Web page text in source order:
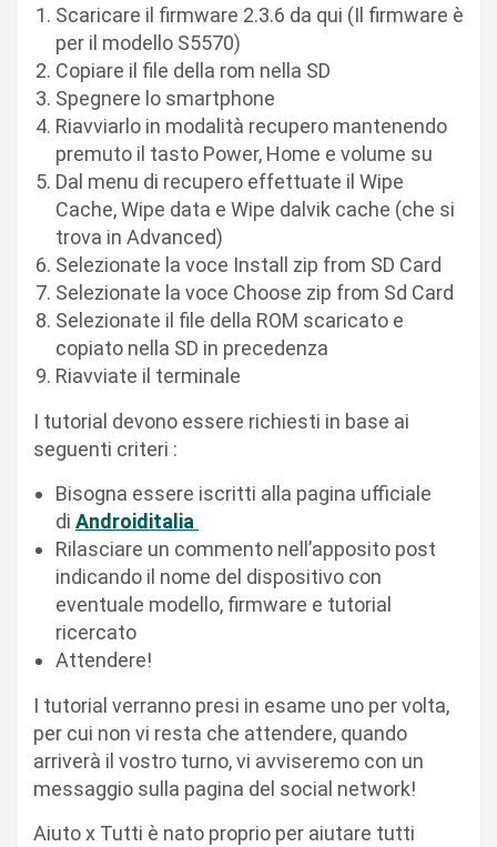
Scaricare il firmware 2.3.6 da qui (Il firmware è
per il modello S5570)
Copiare il file della rom nella SD
Spegnere lo smartphone
Riavviarlo in modalità recupero mantenendo
premuto il tasto Power, Home e volume su
Dal menu di recupero effettuate il Wipe
Cache, Wipe data e Wipe dalvik cache (che si
trova in Advanced)
Selezionate la voce Install zip from SD Card
Selezionate la voce Choose zip from Sd Card
Selezionate il file della ROM scaricato e
copiato nella SD in precedenza
Riavviate il terminale
I tutorial devono essere richiesti in base ai
seguenti criteri :
Bisogna essere iscritti alla pagina ufficiale
di Androiditalia
Rilasciare un commento nell’apposito post
indicando il nome del dispositivo con
eventuale modello, firmware e tutorial
ricercato
Attendere!
I tutorial verranno presi in esame uno per volta,
per cui non vi resta che attendere, quando
arriverà il vostro turno, vi avviseremo con un
messaggio sulla pagina del social network!
Aiuto x Tutti è nato proprio per aiutare tutti